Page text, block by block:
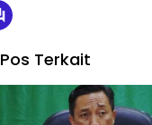
Pos Terkait